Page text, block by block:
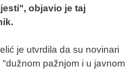
objavio je taj
je utvrdila da su novinari
pažnjom i u javnom